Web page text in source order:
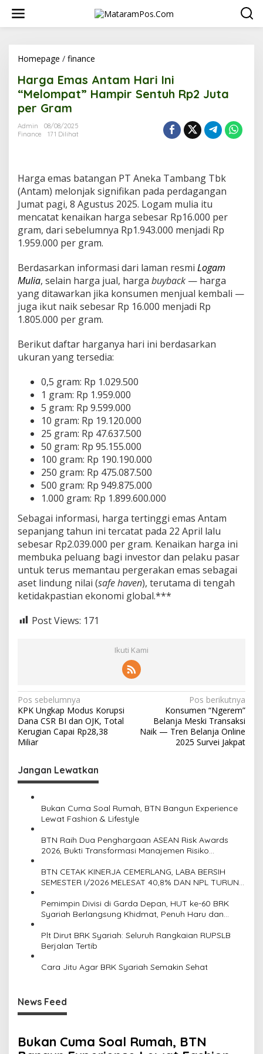
w
Homepage / finance
r
g
a
t
a
m
H
a
r
i
I
i
“
M
e
l
o
p
a
H
a
m
p
r
S
e
n
t
u
h
R
p
2
J
u
t
a
p
e
G
Harga Emas Antam Hari Ini
“Melompat” Hampir Sentuh Rp2 Juta
per Gram
Admin
08/08/2025
Finance
171 Dilihat
Harga emas batangan PT Aneka Tambang Tbk
(Antam) melonjak signifikan pada perdagangan
Jumat pagi, 8 Agustus 2025. Logam mulia itu
mencatat kenaikan harga sebesar Rp16.000 per
gram, dari sebelumnya Rp1.943.000 menjadi Rp
1.959.000 per gram.
Berdasarkan informasi dari laman resmi Logam
Mulia, selain harga jual, harga buyback — harga
yang ditawarkan jika konsumen menjual kembali —
juga ikut naik sebesar Rp 16.000 menjadi Rp
1.805.000 per gram.
Berikut daftar harganya hari ini berdasarkan
ukuran yang tersedia:
0,5 gram: Rp 1.029.500
1 gram: Rp 1.959.000
5 gram: Rp 9.599.000
10 gram: Rp 19.120.000
25 gram: Rp 47.637.500
50 gram: Rp 95.155.000
100 gram: Rp 190.190.000
250 gram: Rp 475.087.500
500 gram: Rp 949.875.000
1.000 gram: Rp 1.899.600.000
Sebagai informasi, harga tertinggi emas Antam
sepanjang tahun ini tercatat pada 22 April lalu
sebesar Rp2.039.000 per gram. Kenaikan harga ini
membuka peluang bagi investor dan pelaku pasar
untuk terus memantau pergerakan emas sebagai
aset lindung nilai (safe haven), terutama di tengah
ketidakpastian ekonomi global.***
Post Views: 171
Ikuti Kami
N
a
v
g
a
Pos sebelumnya
KPK Ungkap Modus Korupsi
Dana CSR BI dan OJK, Total
Kerugian Capai Rp28,38
Miliar
Pos berikutnya
Konsumen “Ngerem”
Belanja Meski Transaksi
Naik — Tren Belanja Online
2025 Survei Jakpat
Jangan Lewatkan
Bukan Cuma Soal Rumah, BTN Bangun Experience
Lewat Fashion & Lifestyle
BTN Raih Dua Penghargaan ASEAN Risk Awards
2026, Bukti Transformasi Manajemen Risiko
Berkelanjutan
BTN CETAK KINERJA CEMERLANG, LABA BERSIH
SEMESTER I/2026 MELESAT 40,8% DAN NPL TURUN
Pemimpin Divisi di Garda Depan, HUT ke-60 BRK
Syariah Berlangsung Khidmat, Penuh Haru dan
Plt Dirut BRK Syariah: Seluruh Rangkaian RUPSLB
Berjalan Tertib
Cara Jitu Agar BRK Syariah Semakin Sehat
News Feed
Bukan Cuma Soal Rumah, BTN